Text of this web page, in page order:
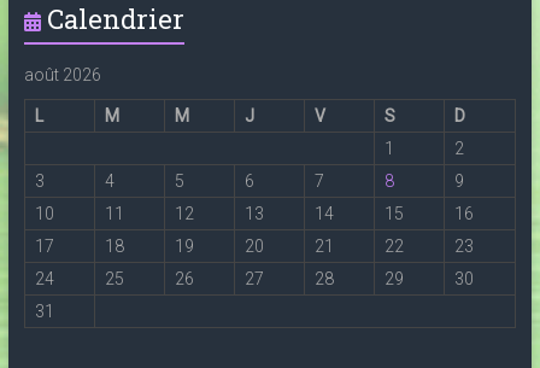
Calendrier
août 2026
L M M J V S
D
1
2
3
4 5 6 7 8
9
10
11 12 13 14 15
16
17
18 19 20 21 22
23
24
25 26 27 28 29
30
31